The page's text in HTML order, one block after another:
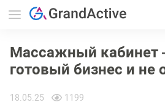
Массажный кабинет
готовый бизнес и не
18.05.25 1199